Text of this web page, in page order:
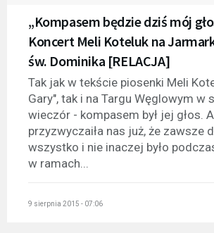
„Kompasem będzie dziś mój
Koncert Meli Koteluk na
św. Dominika [RELACJA]
Tak jak w tekście piosenki Meli
Gary", tak i na Targu Węglowym w
wieczór - kompasem był jej głos.
przyzwyczaiła nas już, że zawsze
wszystko i nie inaczej było
w ramach...
9 sierpnia 2015 - 07:06